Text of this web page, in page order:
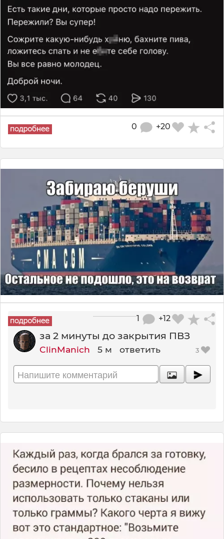
+20
0
+12
1
за 2 минуты до закрытия ПВЗ
ClinManich 5 м ответить 3